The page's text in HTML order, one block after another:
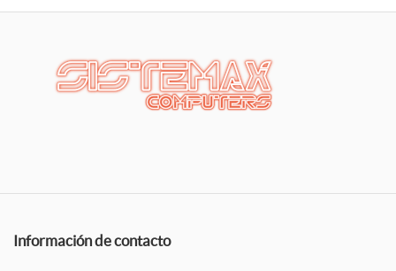
Información de contacto